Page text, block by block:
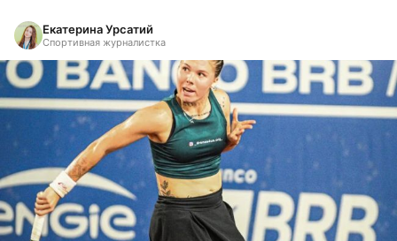
Екатерина Урсатий
Спортивная журналистка